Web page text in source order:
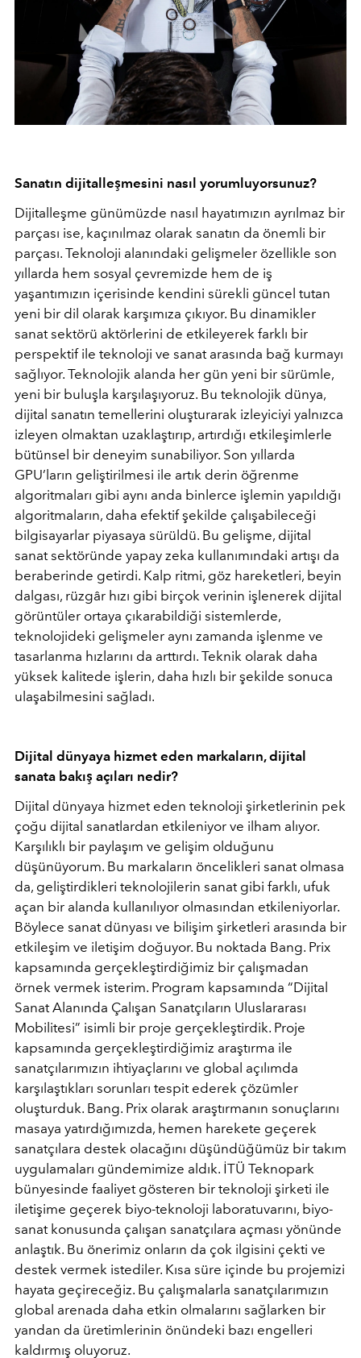
Sanatın dijitalleşmesini nasıl yorumluyorsunuz?
Dijitalleşme günümüzde nasıl hayatımızın ayrılmaz bir
parçası ise, kaçınılmaz olarak sanatın da önemli bir
parçası. Teknoloji alanındaki gelişmeler özellikle son
yıllarda hem sosyal çevremizde hem de iş
yaşantımızın içerisinde kendini sürekli güncel tutan
yeni bir dil olarak karşımıza çıkıyor. Bu dinamikler
sanat sektörü aktörlerini de etkileyerek farklı bir
perspektif ile teknoloji ve sanat arasında bağ kurmayı
sağlıyor. Teknolojik alanda her gün yeni bir sürümle,
yeni bir buluşla karşılaşıyoruz. Bu teknolojik dünya,
dijital sanatın temellerini oluşturarak izleyiciyi yalnızca
izleyen olmaktan uzaklaştırıp, artırdığı etkileşimlerle
bütünsel bir deneyim sunabiliyor. Son yıllarda
GPU’ların geliştirilmesi ile artık derin öğrenme
algoritmaları gibi aynı anda binlerce işlemin yapıldığı
algoritmaların, daha efektif şekilde çalışabileceği
bilgisayarlar piyasaya sürüldü. Bu gelişme, dijital
sanat sektöründe yapay zeka kullanımındaki artışı da
beraberinde getirdi. Kalp ritmi, göz hareketleri, beyin
dalgası, rüzgâr hızı gibi birçok verinin işlenerek dijital
görüntüler ortaya çıkarabildiği sistemlerde,
teknolojideki gelişmeler aynı zamanda işlenme ve
tasarlanma hızlarını da arttırdı. Teknik olarak daha
yüksek kalitede işlerin, daha hızlı bir şekilde sonuca
ulaşabilmesini sağladı.
Dijital dünyaya hizmet eden markaların, dijital
sanata bakış açıları nedir?
Dijital dünyaya hizmet eden teknoloji şirketlerinin pek
çoğu dijital sanatlardan etkileniyor ve ilham alıyor.
Karşılıklı bir paylaşım ve gelişim olduğunu
düşünüyorum. Bu markaların öncelikleri sanat olmasa
da, geliştirdikleri teknolojilerin sanat gibi farklı, ufuk
açan bir alanda kullanılıyor olmasından etkileniyorlar.
Böylece sanat dünyası ve bilişim şirketleri arasında bir
etkileşim ve iletişim doğuyor. Bu noktada Bang. Prix
kapsamında gerçekleştirdiğimiz bir çalışmadan
örnek vermek isterim. Program kapsamında “Dijital
Sanat Alanında Çalışan Sanatçıların Uluslararası
Mobilitesi” isimli bir proje gerçekleştirdik. Proje
kapsamında gerçekleştirdiğimiz araştırma ile
sanatçılarımızın ihtiyaçlarını ve global açılımda
karşılaştıkları sorunları tespit ederek çözümler
oluşturduk. Bang. Prix olarak araştırmanın sonuçlarını
masaya yatırdığımızda, hemen harekete geçerek
sanatçılara destek olacağını düşündüğümüz bir takım
uygulamaları gündemimize aldık. İTÜ Teknopark
bünyesinde faaliyet gösteren bir teknoloji şirketi ile
iletişime geçerek biyo-teknoloji laboratuvarını, biyo-
sanat konusunda çalışan sanatçılara açması yönünde
anlaştık. Bu önerimiz onların da çok ilgisini çekti ve
destek vermek istediler. Kısa süre içinde bu projemizi
hayata geçireceğiz. Bu çalışmalarla sanatçılarımızın
global arenada daha etkin olmalarını sağlarken bir
yandan da üretimlerinin önündeki bazı engelleri
kaldırmış oluyoruz.